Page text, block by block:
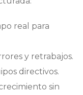
real para
y retrabajos.
directivos.
sin